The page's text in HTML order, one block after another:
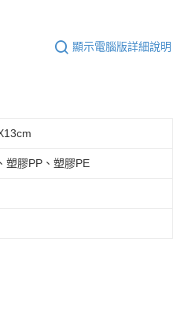
顯示電腦版詳細說明
塑膠PP、塑膠PE